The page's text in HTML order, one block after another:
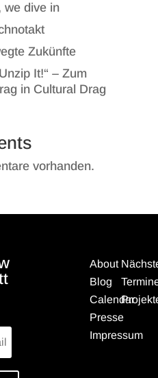
we dive in
Zukünfte
It!“ – Zum
in Cultural Drag
vorhanden.
About
Blog
Calendar
Presse
Impressum